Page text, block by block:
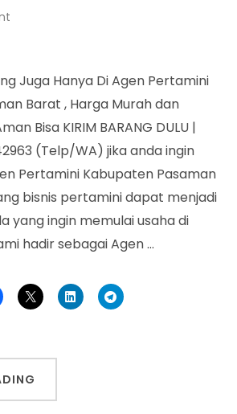
Kabupaten
Pasaman
Barat
Juga Hanya Di Agen Pertamini
Barat , Harga Murah dan
Bisa KIRIM BARANG DULU |
(Telp/WA) jika anda ingin
Pertamini Kabupaten Pasaman
bisnis pertamini dapat menjadi
yang ingin memulai usaha di
hadir sebagai Agen …